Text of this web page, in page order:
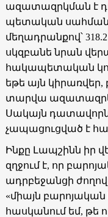
ազատազրկման է
պետական
մեղադրանքով՝
սկզբանե նրան
հակապետական
եթե այն կիրառվեր,
տարվա
Սակայն
չապացուցված է
Ինքը Լապշինն իր
զղջում է, որ
ադրբեջանցի
«միայն բարոյական
հասկանում եմ, թե